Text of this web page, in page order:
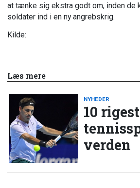
at tænke sig ekstra godt om, inden de
soldater ind i en ny angrebskrig.
Kilde:
Læs mere
NYHEDER
10
verden